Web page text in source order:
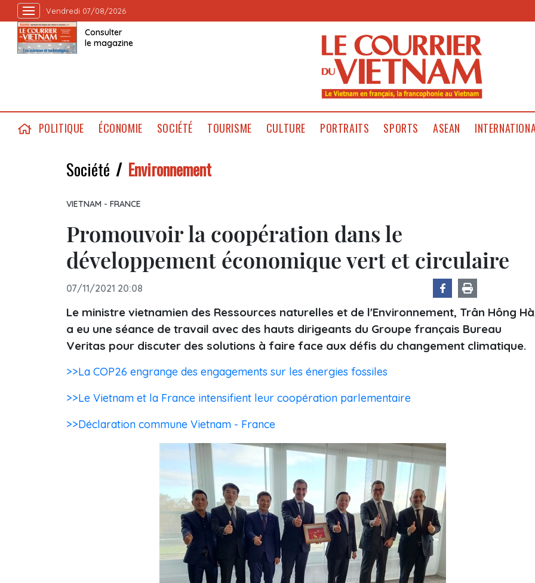
Vendredi 07/08/2026
Consulter
le magazine
POLITIQUE ÉCONOMIE SOCIÉTÉ TOURISME CULTURE PORTRAITS SPORTS ASEAN
Société Environnement
VIETNAM - FRANCE
Promouvoir la coopération dans le
développement économique vert et circulaire
07/11/2021 20:08
Le ministre vietnamien des Ressources naturelles et de l'Environnement, Trân Hông
a eu une séance de travail avec des hauts dirigeants du Groupe français Bureau
Veritas pour discuter des solutions à faire face aux défis du changement climatique.
>>La COP26 engrange des engagements sur les énergies fossiles
>>Le Vietnam et la France intensifient leur coopération parlementaire
>>Déclaration commune Vietnam - France